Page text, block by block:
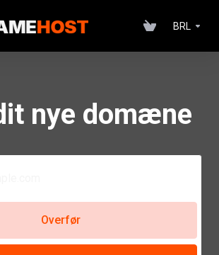
BRL
nye domæne
Overfør